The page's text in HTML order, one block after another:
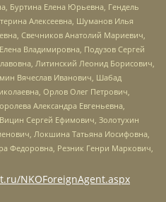
Буртина Елена Юрьевна, Гендель
Алексеевна, Шуманов Илья
Свечников Анатолий Мариевич,
Владимировна, Подузов Сергей
Литинский Леонид Борисович,
Вячеслав Иванович, Шабад
Орлов Олег Петрович,
Александра Евгеньевна,
Сергей Ефимович, Золотухин
Локшина Татьяна Иосифовна,
Федоровна, Резник Генри Маркович,
NKOForeignAgent.aspx